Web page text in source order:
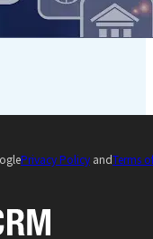
Privacy Policy andTerms